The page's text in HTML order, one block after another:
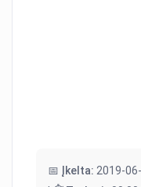
📅 Įkelta: 2019-